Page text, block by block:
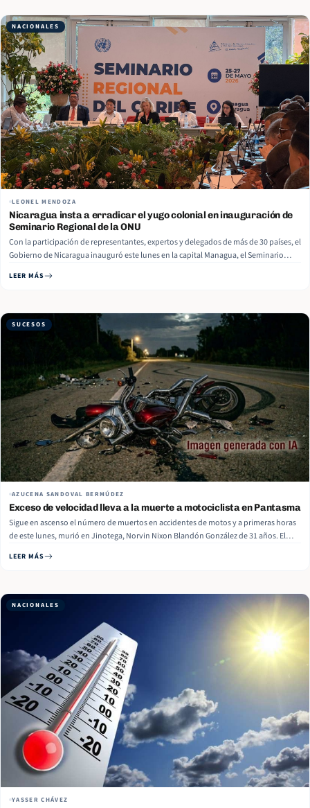
NACIONALES
LEONEL MENDOZA
Nicaragua insta a erradicar el yugo colonial en inauguración de
Seminario Regional de la ONU
Con la participación de representantes, expertos y delegados de más de 30 países, el
Gobierno de Nicaragua inauguró este lunes en la capital Managua, el Seminario
Unidas (C-24), el cual busca trazar propuestas concretas para poner fin… Read More
LEER MÁS
SUCESOS
AZUCENA SANDOVAL BERMÚDEZ
Exceso de velocidad lleva a la muerte a motociclista en Pantasma
Sigue en ascenso el número de muertos en accidentes de motos y a primeras horas
de este lunes, murió en Jinotega, Norvin Nixon Blandón González de 31 años. El
María de Pantasma. Al… Read More
LEER MÁS
NACIONALES
YASSER CHÁVEZ